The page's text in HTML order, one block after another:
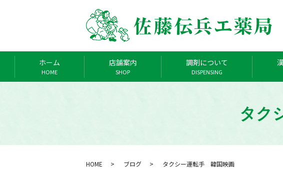
ホーム
HOME
店舗案内
SHOP
調剤について
DISPENSING
タク
HOME ブログ タクシー運転手 韓国映画